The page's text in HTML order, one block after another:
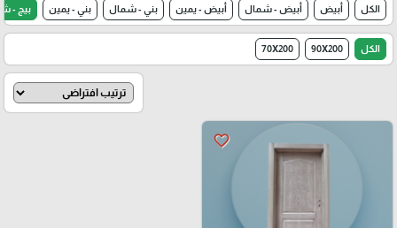
الكل أبيض أبيض - شمال أبيض - يمين بني - شمال بني - يمين بيج -
الكل 90X200
70X200
favorite_border